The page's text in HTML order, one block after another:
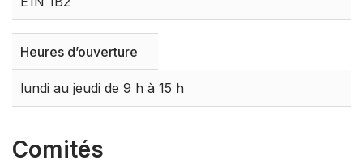
Heures d’ouverture
lundi au jeudi de 9 h à 15 h
Comités